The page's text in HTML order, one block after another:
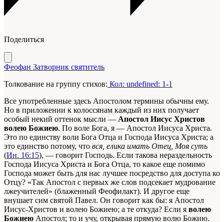
Поделиться
Феофан Затворник святитель
Толкование на группу стихов: Кол: undefined: 1-1
Все употребленные здесь Апостолом термины обычны ему.
Но в приложении к колоссянам каждый из них получает
особый некий оттенок мысли — Апостол Иисус Христов
волею Божиею. По воле Бога, я — Апостол Иисуса Христа.
Это по единству воли Бога Отца и Господа Иисуса Христа; а
это единство потому, что вся, елика имать Отец, Моя суть
(Ин. 16:15), — говорит Господь. Если такова нераздельность
Господа Иисуса Христа и Бога Отца, то какое еще помимо
Господа может быть для нас лучшее посредство для доступа ко
Отцу? «Так Апостол с первых же слов подсекает мудрование
лжеучителей» (блаженный Феофилакт). И другое еще
внушает сим святой Павел. Он говорит как бы: я Апостол
Иисус-Христов и волею Божиею; а те откуда? Если я волею
Божиею Апостол; то и учу, открывая прямую волю Божию.